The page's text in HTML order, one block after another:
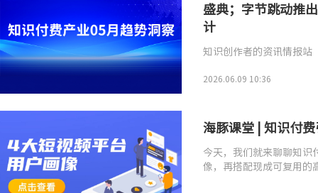
盛典；字节跳动推
计
知识创作者的资讯情报站
2026.06.09 10:36
海豚课堂 | 知识付
今天，我们就来聊聊知识
像，再搭配现成可复用的